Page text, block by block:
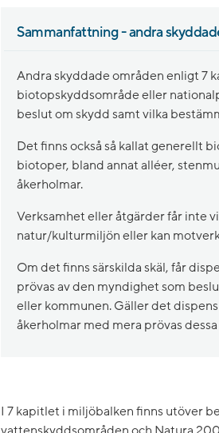
Sammanfattning - andra
Andra skyddade områden enligt 7
biotopskyddsområde eller
beslut om skydd samt vilka
Det finns också så kallat generellt
biotoper, bland annat alléer,
åkerholmar.
Verksamhet eller åtgärder får inte
natur/kulturmiljön eller kan
Om det finns särskilda skäl, får
prövas av den myndighet som
eller kommunen. Gäller det
åkerholmar med mera prövas
I 7 kapitlet i miljöbalken finns utöver